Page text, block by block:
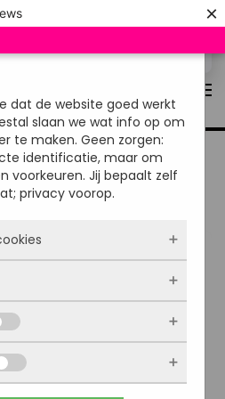
×
gaan
HÖFATS CONE BARBECUE
dat de website goed werkt
slaan we wat info op om
te maken. Geen zorgen:
identificatie, maar om
voorkeuren. Jij bepaalt zelf
privacy voorop.
ervoor dat de website
zijn dus altijd actief en
Meestal worden
jij iets doet, zoals
invullen of je
Je kunt je browser
cookies blokkeert of je
we hoe vaak onze site
bezoekers vandaan
populair zijn. Zo
blijven verbeteren.
jouw voorkeuren.
of ingevulde gegevens.